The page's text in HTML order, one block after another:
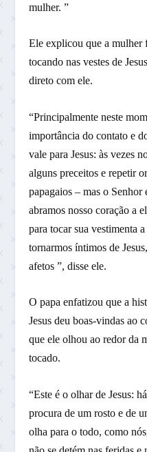
mulher. ”
Ele explicou que a mulher
tocando nas vestes de
direto com ele.
“Principalmente neste
importância do contato e
vale para Jesus: às vezes
alguns preceitos e repetir
papagaios – mas o Senhor
abramos nosso coração a
para tocar sua vestimenta
tornarmos íntimos de
afetos ”, disse ele.
O papa enfatizou que a
Jesus deu boas-vindas ao
que ele olhou ao redor da
tocado.
“Este é o olhar de Jesus:
procura de um rosto e de
olha para o todo, como